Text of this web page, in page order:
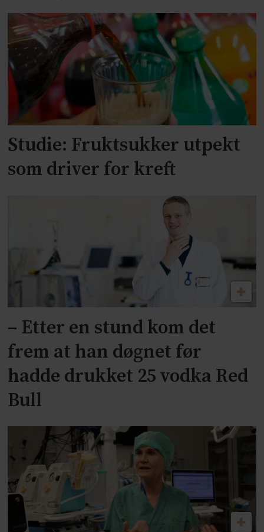
Studie: Fruktsukker utpekt
som driver for kreft
– Etter en stund kom det
frem at han døgnet før
hadde drukket 25 vodka Red
Bull